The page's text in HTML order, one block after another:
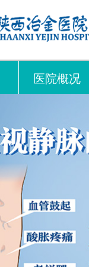
医院概况